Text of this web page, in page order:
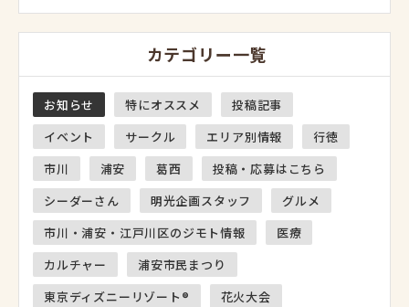
カテゴリー一覧
お知らせ 特にオススメ
投稿記事
イベント
サークル エリア別情報
行徳
市川
浦安 葛西
投稿・応募はこちら
シーダーさん
明光企画スタッフ
グルメ
市川・浦安・江戸川区のジモト情報
医療
カルチャー
浦安市民まつり
東京ディズニーリゾート®
花火大会